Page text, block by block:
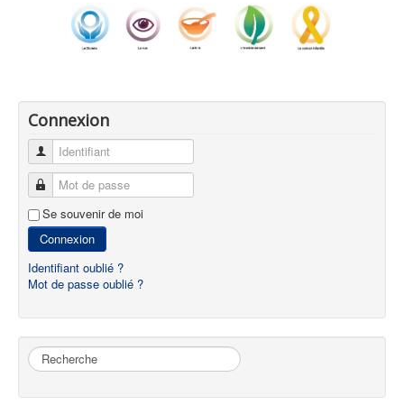
Connexion
Identifiant
Mot de passe
Se souvenir de moi
Connexion
Identifiant oublié ?
Mot de passe oublié ?
Rechercher